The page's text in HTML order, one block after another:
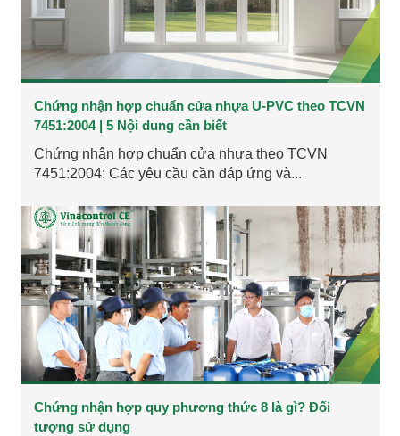
Chứng nhận hợp chuẩn cửa nhựa U-PVC theo TCVN
7451:2004 | 5 Nội dung cần biết
Chứng nhận hợp chuẩn cửa nhựa theo TCVN
7451:2004: Các yêu cầu cần đáp ứng và...
Chứng nhận hợp quy phương thức 8 là gì? Đối
tượng sử dụng